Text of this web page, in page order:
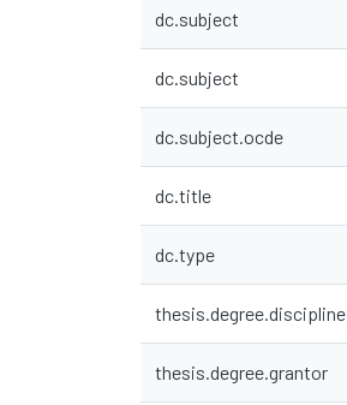
dc.subject
dc.subject
dc.subject.ocde
dc.title
dc.type
thesis.degree.discipline
thesis.degree.grantor